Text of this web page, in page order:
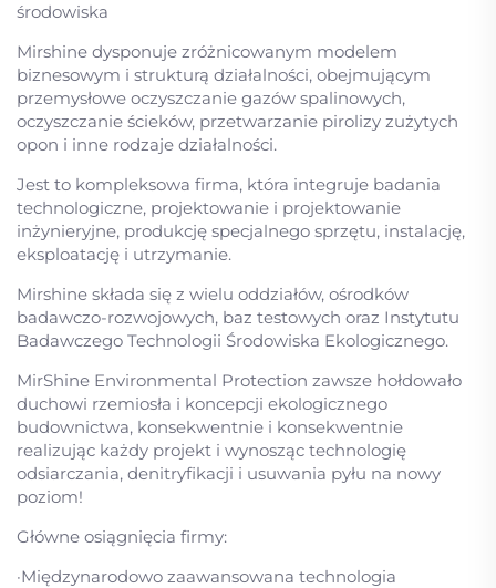
środowiska
Mirshine dysponuje zróżnicowanym modelem
biznesowym i strukturą działalności, obejmującym
przemysłowe oczyszczanie gazów spalinowych,
oczyszczanie ścieków, przetwarzanie pirolizy zużytych
opon i inne rodzaje działalności.
Jest to kompleksowa firma, która integruje badania
technologiczne, projektowanie i projektowanie
inżynieryjne, produkcję specjalnego sprzętu, instalację,
eksploatację i utrzymanie.
Mirshine składa się z wielu oddziałów, ośrodków
badawczo-rozwojowych, baz testowych oraz Instytutu
Badawczego Technologii Środowiska Ekologicznego.
MirShine Environmental Protection zawsze hołdowało
duchowi rzemiosła i koncepcji ekologicznego
budownictwa, konsekwentnie i konsekwentnie
realizując każdy projekt i wynosząc technologię
odsiarczania, denitryfikacji i usuwania pyłu na nowy
poziom!
Główne osiągnięcia firmy:
·Międzynarodowo zaawansowana technologia